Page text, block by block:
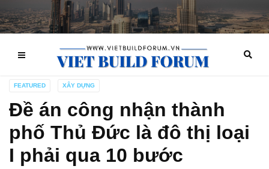
FEATURED XÂY DỰNG
Đề án công nhận thành
phố Thủ Đức là đô thị loại
I phải qua 10 bước